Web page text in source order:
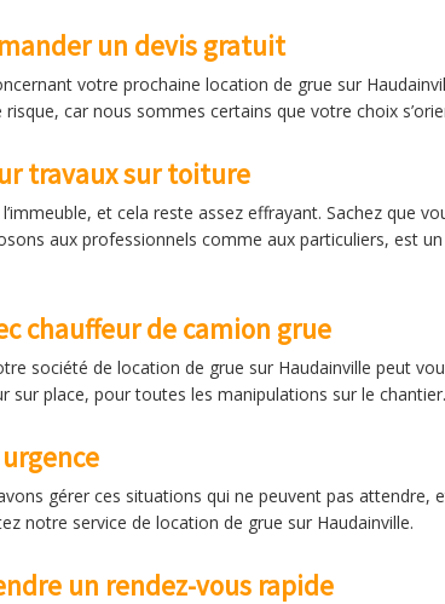
un devis gratuit
votre prochaine location de grue sur
car nous sommes certains que votre choix
travaux sur toiture
et cela reste assez effrayant. Sachez que
aux professionnels comme aux particuliers, est
chauffeur de camion grue
société de location de grue sur Haudainville peut
sur place, pour toutes les manipulations sur le chantier.
gérer ces situations qui ne peuvent pas
notre service de location de grue sur Haudainville.
un rendez-vous rapide